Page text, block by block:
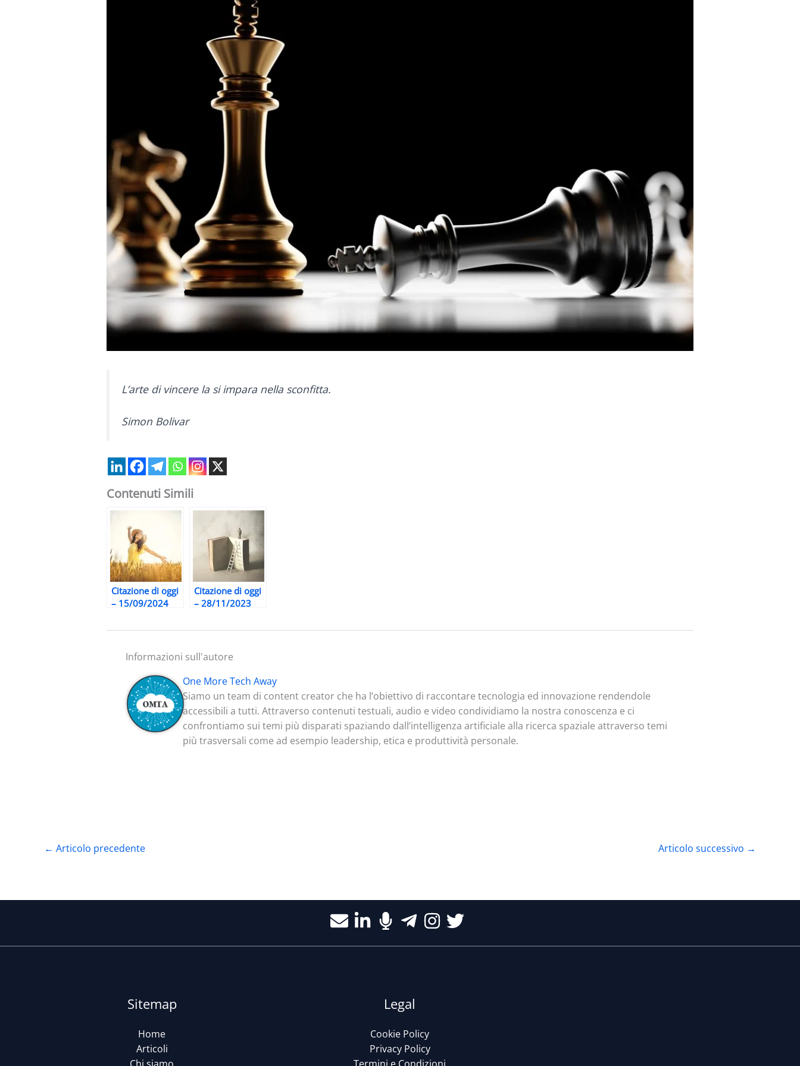
L’arte di vincere la si impara nella sconfitta.
Simon Bolivar
Contenuti Simili
Citazione di oggi
– 15/09/2024
Citazione di oggi
– 28/11/2023
Informazioni sull'autore
One More Tech Away
Siamo un team di content creator che ha l’obiettivo di raccontare tecnologia ed innovazione rendendole
accessibili a tutti. Attraverso contenuti testuali, audio e video condividiamo la nostra conoscenza e ci
confrontiamo sui temi più disparati spaziando dall’intelligenza artificiale alla ricerca spaziale attraverso temi
più trasversali come ad esempio leadership, etica e produttività personale.
← Articolo precedente Articolo successivo →
Sitemap
Home
Articoli
Legal
Cookie Policy
Privacy Policy